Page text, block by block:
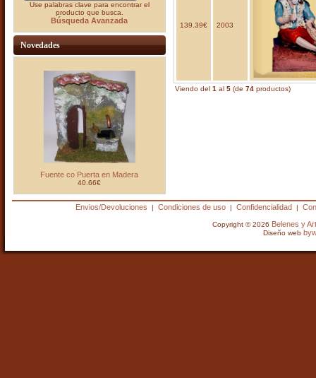
Use palabras clave para encontrar el
producto que busca.
Búsqueda Avanzada
Novedades
Fuente co Puerta en Madera
40.66€
139.39€ 2003
Viendo del 1 al 5(de 74productos)
Envios/Devoluciones | Condiciones de uso| Confidencialidad |
Copyright © 2026 Belenes y
Diseño web